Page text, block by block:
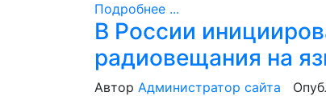
Подробнее ...
В России
радиовещания на
Автор Администратор сайта